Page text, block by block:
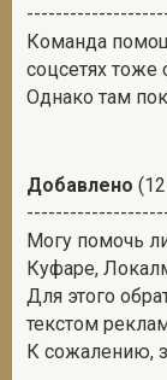
Команда
соцсетях тоже
Однако там
Добавлено
Могу помочь
Куфаре,
Для этого
текстом
К сожалению,